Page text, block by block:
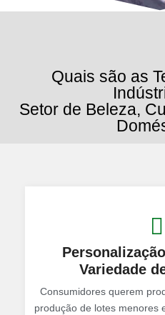
Quais são as
Setor de Beleza,
Variedade
Consumidores querem
produção de lotes menores